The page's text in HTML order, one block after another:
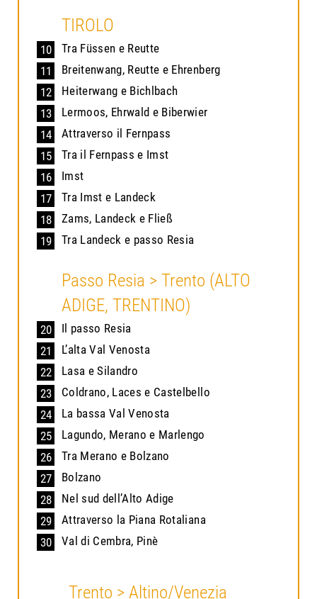
TIROLO
10
Tra Füssen e Reutte
11
Breitenwang, Reutte e Ehrenberg
12
Heiterwang e Bichlbach
13
Lermoos, Ehrwald e Biberwier
14
Attraverso il Fernpass
15
Tra il Fernpass e Imst
16
Imst
17
Tra Imst e Landeck
18
Zams, Landeck e Fließ
19
Tra Landeck e passo Resia
Passo Resia > Trento (ALTO
ADIGE, TRENTINO)
20
Il passo Resia
21
L’alta Val Venosta
22
Lasa e Silandro
23
Coldrano, Laces e Castelbello
24
La bassa Val Venosta
25
Lagundo, Merano e Marlengo
26
Tra Merano e Bolzano
27
Bolzano
28
Nel sud dell’Alto Adige
29
Attraverso la Piana Rotaliana
30
Val di Cembra, Pinè
Trento > Altino/Venezia